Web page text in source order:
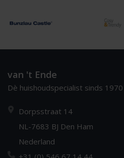
van 't Ende
Dè huishoudspecialist sinds 1970
Dorpsstraat 14
NL-7683 BJ Den Ham
Nederland